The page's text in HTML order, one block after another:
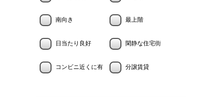
南向き 最上階
日当たり良好 閑静な住宅街
コンビニ近くに有 分譲賃貸